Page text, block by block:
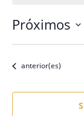
Próximos
fecha.
Eventos
anterior(es)